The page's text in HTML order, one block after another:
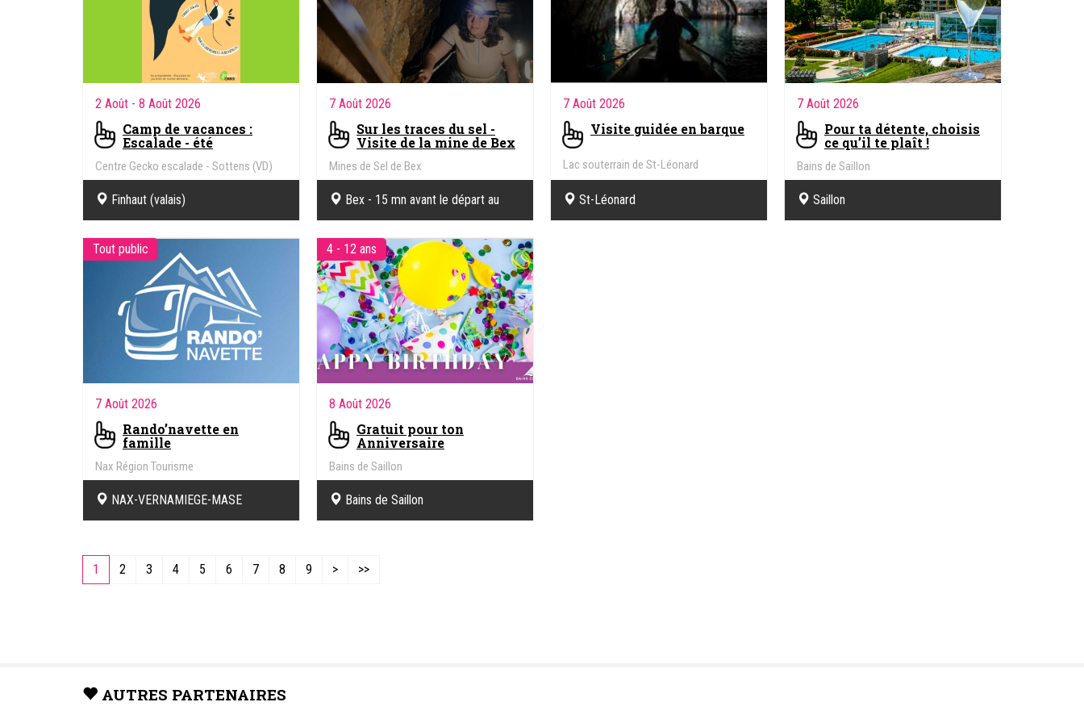
2 Août - 8 Août 2026
Camp de vacances :
Escalade - été
Centre Gecko escalade - Sottens (VD)
Finhaut (valais)
7 Août 2026
Sur les traces du sel -
Visite de la mine de Bex
Mines de Sel de Bex
Bex - 15 mn avant le départ au
bâtiment d'accueil des Mines
7 Août 2026
Visite guidée en barque
Lac souterrain de St-Léonard
St-Léonard
7 Août 2026
Pour ta détente, choisis
ce qu’il te plaît !
Bains de Saillon
Saillon
Tout public
7 Août 2026
Rando’navette en
famille
Nax Région Tourisme
NAX-VERNAMIEGE-MASE
4 - 12 ans
8 Août 2026
Gratuit pour ton
Anniversaire
Bains de Saillon
Bains de Saillon
1 2 3 4 5 6 7 8 9 > >>
AUTRES PARTENAIRES